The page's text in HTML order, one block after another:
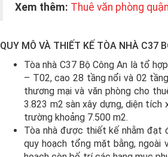
Xem thêm: Thuê văn phòng
QUY MÔ VÀ THIẾT KẾ TÒA NHÀ C37
Tòa nhà C37 Bộ Công An là tổ
– T02, cao 28 tầng nổi và 02
thương mại và văn phòng cho
3.823 m2 sàn xây dựng, diện
trường khoảng 7.500 m2.
Tòa nhà được thiết kế nhằm đạt
quy hoạch tổng mặt bằng,